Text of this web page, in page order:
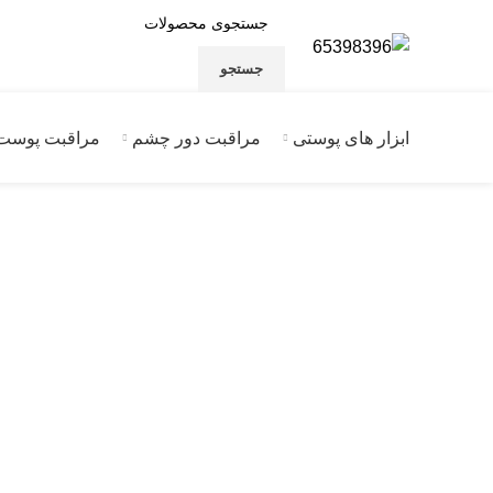
جستجو
ابزار های پوستی مراقبت دور چشم مراقبت